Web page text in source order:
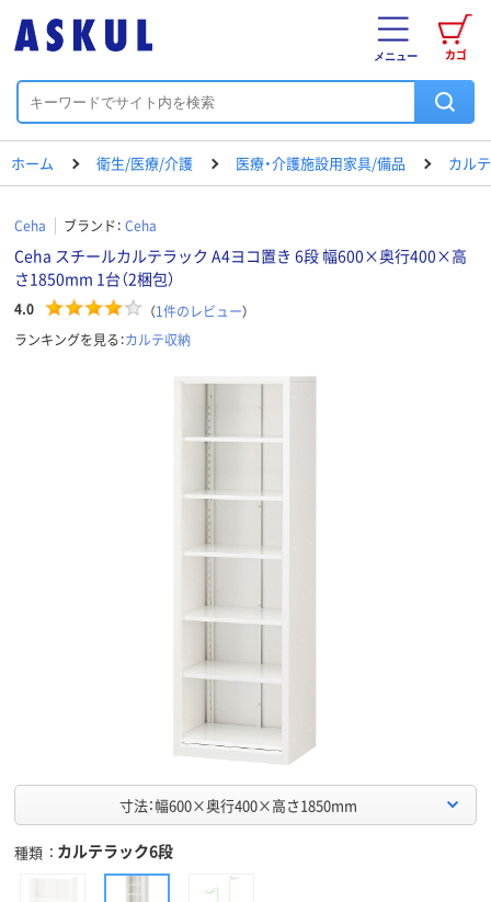
カゴ
メニュー
ホーム 衛生/医療/介護 医療・介護施設用家具/備品 カル
Ceha ブランド： Ceha
Ceha スチールカルテラック A4ヨコ置き 6段 幅600×奥行400×高
さ1850mm 1台（2梱包）
4.0 （1件のレビュー）
ランキングを見る：カルテ収納
寸法：幅600×奥行400×高さ1850mm
種類 カルテラック6段